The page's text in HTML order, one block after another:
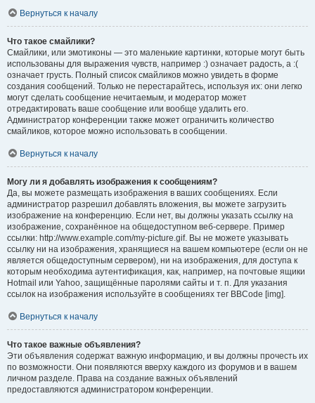
Вернуться к началу
Что такое смайлики?
Смайлики, или эмотиконы — это маленькие картинки, которые могут быть
использованы для выражения чувств, например :) означает радость, а :(
означает грусть. Полный список смайликов можно увидеть в форме
создания сообщений. Только не перестарайтесь, используя их: они легко
могут сделать сообщение нечитаемым, и модератор может
отредактировать ваше сообщение или вообще удалить его.
Администратор конференции также может ограничить количество
смайликов, которое можно использовать в сообщении.
Вернуться к началу
Могу ли я добавлять изображения к сообщениям?
Да, вы можете размещать изображения в ваших сообщениях. Если
администратор разрешил добавлять вложения, вы можете загрузить
изображение на конференцию. Если нет, вы должны указать ссылку на
изображение, сохранённое на общедоступном веб-сервере. Пример
ссылки: http://www.example.com/my-picture.gif. Вы не можете указывать
ссылку ни на изображения, хранящиеся на вашем компьютере (если он не
является общедоступным сервером), ни на изображения, для доступа к
которым необходима аутентификация, как, например, на почтовые ящики
Hotmail или Yahoo, защищённые паролями сайты и т. п. Для указания
ссылок на изображения используйте в сообщениях тег BBCode [img].
Вернуться к началу
Что такое важные объявления?
Эти объявления содержат важную информацию, и вы должны прочесть их
по возможности. Они появляются вверху каждого из форумов и в вашем
личном разделе. Права на создание важных объявлений
предоставляются администратором конференции.